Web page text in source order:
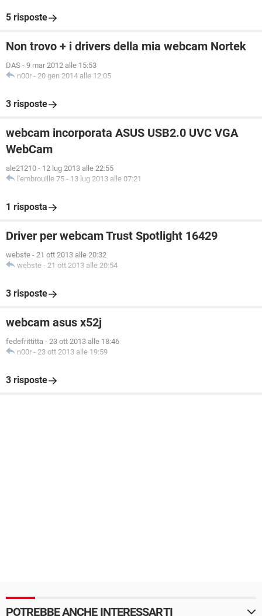
5 risposte
Non trovo + i drivers della mia webcam Nortek
DAS - 9 mar 2012 alle 15:53
n00r - 20 gen 2014 alle 12:05
3 risposte
webcam incorporata ASUS USB2.0 UVC VGA
WebCam
ale21210 - 12 lug 2013 alle 22:55
l'embrouille 75 - 13 lug 2013 alle 07:21
1 risposta
Driver per webcam Trust Spotlight 16429
webste - 21 ott 2013 alle 20:32
webste - 21 ott 2013 alle 20:54
3 risposte
webcam asus x52j
fedefrittitta - 23 ott 2013 alle 18:46
n00r - 23 ott 2013 alle 19:59
3 risposte
POTREBBE ANCHE INTERESSARTI